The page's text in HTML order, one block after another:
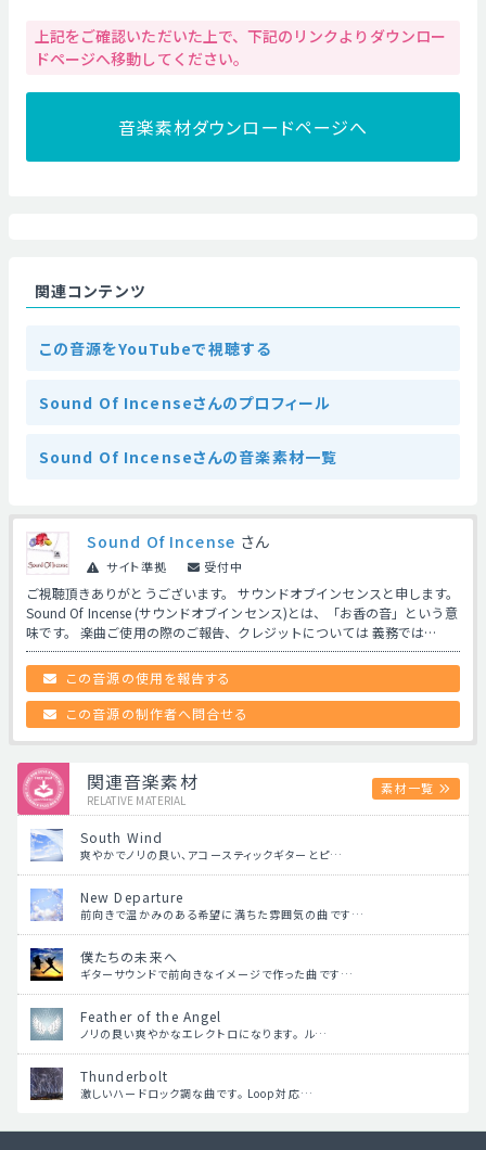
上記をご確認いただいた上で、下記のリンクよりダウンロー
ドページへ移動してください。
音楽素材ダウンロードページへ
関連コンテンツ
この音源をYouTubeで視聴する
Sound Of Incenseさんのプロフィール
Sound Of Incenseさんの音楽素材一覧
Sound Of Incense さん
サイト準拠 受付中
ご視聴頂きありがとうございます。 サウンドオブインセンスと申します。
Sound Of Incense (サウンドオブインセンス)とは、「お香の音」という意
味です。 楽曲ご使用の際のご報告、クレジットについては 義務では…
この音源の使用を報告する
この音源の制作者へ問合せる
関連音楽素材
RELATIVE MATERIAL
素材一覧
South Wind
爽やかでノリの良い、アコースティックギターとピ…
New Departure
前向きで温かみのある希望に満ちた雰囲気の曲です…
僕たちの未来へ
ギターサウンドで前向きなイメージで作った曲です…
Feather of the Angel
ノリの良い爽やかなエレクトロになります。 ル…
Thunderbolt
激しいハードロック調な曲です。 Loop対応…